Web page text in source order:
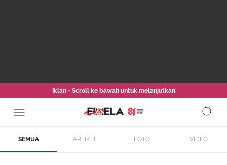
Iklan - Scroll ke bawah untuk melanjutkan
SEMUA ARTIKEL FOTO VIDEO